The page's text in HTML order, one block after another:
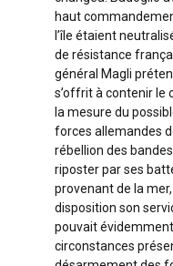
haut
l’île étaient
de résistance
général Magli
s’offrit à contenir le
la mesure du
forces allemandes
rébellion des
riposter par ses
provenant de la
disposition son
pouvait
circonstances